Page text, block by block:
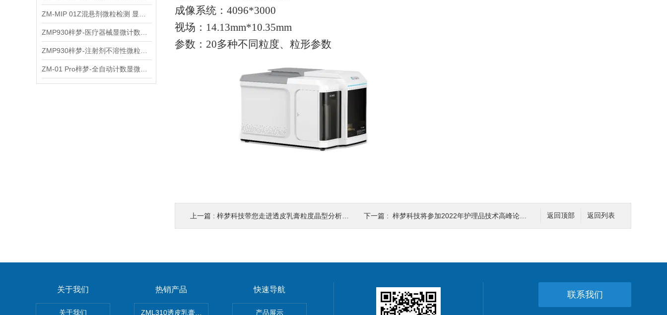
成像系统： 4096*3000
视场： 14.13mm*10.35mm
参数： 20多种不同粒度、粒形参数
返回列表
返回顶部
上一篇 : 梓梦科技带您走进透皮乳膏粒度晶型分析仪的世界 下一篇 : 梓梦科技将参加2022年护理品技术高峰论坛暨展览会
关于我们
关于我们
热销产品
ZML310透皮乳膏粒度晶型分析仪
快速导航
产品展示
联系我们